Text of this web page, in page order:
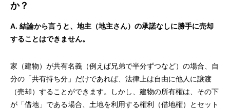
か？
A. 結論から言うと、地主（地主さん）の承諾なしに勝手に売却
することはできません。
家（建物）が共有名義（例えば兄弟で半分ずつなど）の場合、自
分の「共有持ち分」だけであれば、法律上は自由に他人に譲渡
（売却）することができます。しかし、建物の所有権は、その下
が「借地」である場合、土地を利用する権利（借地権）とセット